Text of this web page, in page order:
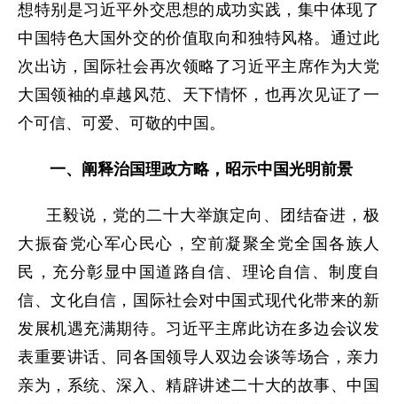
想特别是习近平外交思想的成功实践，集中体现了
中国特色大国外交的价值取向和独特风格。通过此
次出访，国际社会再次领略了习近平主席作为大党
大国领袖的卓越风范、天下情怀，也再次见证了一
个可信、可爱、可敬的中国。
一、阐释治国理政方略，昭示中国光明前景
王毅说，党的二十大举旗定向、团结奋进，极
大振奋党心军心民心，空前凝聚全党全国各族人
民，充分彰显中国道路自信、理论自信、制度自
信、文化自信，国际社会对中国式现代化带来的新
发展机遇充满期待。习近平主席此访在多边会议发
表重要讲话、同各国领导人双边会谈等场合，亲力
亲为，系统、深入、精辟讲述二十大的故事、中国